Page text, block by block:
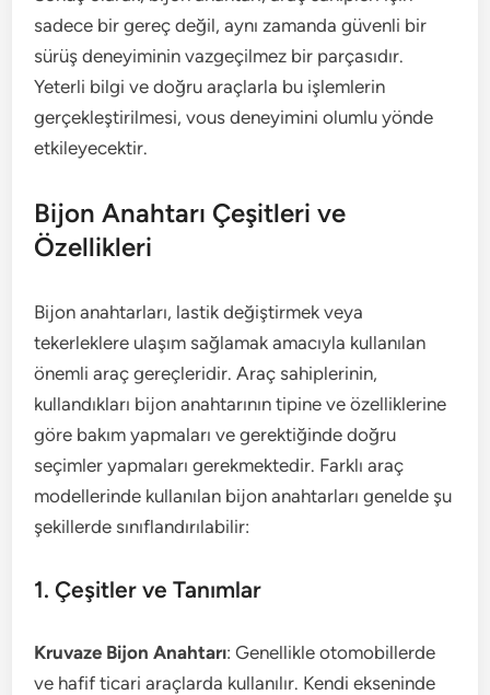
sadece bir gereç değil, aynı zamanda güvenli bir
sürüş deneyiminin vazgeçilmez bir parçasıdır.
Yeterli bilgi ve doğru araçlarla bu işlemlerin
gerçekleştirilmesi, vous deneyimini olumlu yönde
etkileyecektir.
Bijon Anahtarı Çeşitleri ve
Özellikleri
Bijon anahtarları, lastik değiştirmek veya
tekerleklere ulaşım sağlamak amacıyla kullanılan
önemli araç gereçleridir. Araç sahiplerinin,
kullandıkları bijon anahtarının tipine ve özelliklerine
göre bakım yapmaları ve gerektiğinde doğru
seçimler yapmaları gerekmektedir. Farklı araç
modellerinde kullanılan bijon anahtarları genelde şu
şekillerde sınıflandırılabilir:
1. Çeşitler ve Tanımlar
Kruvaze Bijon Anahtarı: Genellikle otomobillerde
ve hafif ticari araçlarda kullanılır. Kendi ekseninde